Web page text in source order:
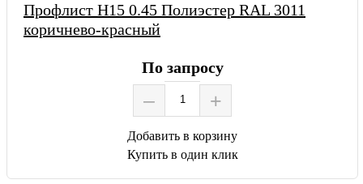
Профлист Н15 0.45 Полиэстер RAL 3011
коричнево-красный
По запросу
– +
Добавить в корзину
Купить в один клик